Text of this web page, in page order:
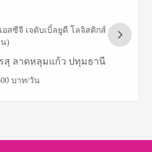
อสซีจี เจดับเบิ้ลยูดี โลจิสติกส์ จำกัด
)
สุ ลาดหลุมแก้ว ปทุมธานี
บาท/วัน